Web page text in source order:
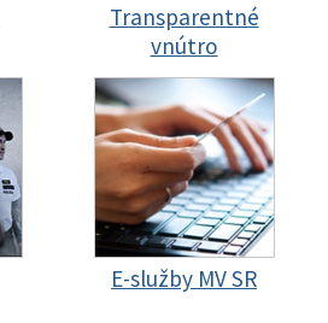
Transparentné
vnútro
E-služby MV SR